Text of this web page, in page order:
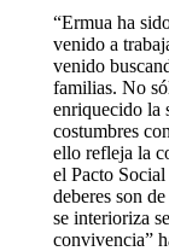
“Ermua ha
venido a
venido
familias. No
enriquecido la
costumbres
ello refleja la
el Pacto
deberes son
se interioriza
convivencia”